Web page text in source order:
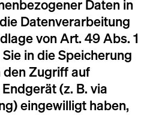
Daten in
Datenverarbeitung
von Art. 49 Abs. 1
Sie in die Speicherung
den Zugriff auf
(z. B. via
eingewilligt haben,